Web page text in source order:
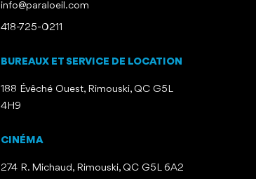
info@paraloeil.com
418-725-0211
BUREAUX ET SERVICE DE LOCATION
188 Évêché Ouest, Rimouski, QC G5L
4H9
CINÉMA
274 R. Michaud, Rimouski, QC G5L 6A2